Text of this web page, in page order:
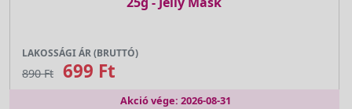
LAKOSSÁGI ÁR (BRUTTÓ)
890 Ft 699 Ft
Akció vége: 2026-08-31